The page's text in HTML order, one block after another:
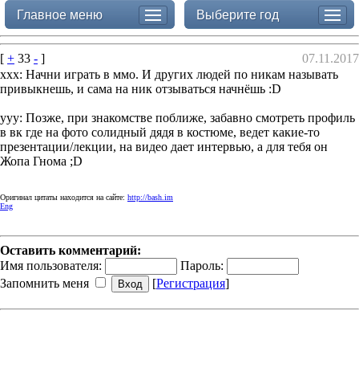
Главное меню
Выберите год
[ + 33 - ]
07.11.2017
xxx: Начни играть в ммо. И других людей по никам называть
привыкнешь, и сама на ник отзываться начнёшь :D
yyy: Позже, при знакомстве поближе, забавно смотреть профиль
в вк где на фото солидный дядя в костюме, ведет какие-то
презентации/лекции, на видео дает интервью, а для тебя он
Жопа Гнома ;D
Оригинал цитаты находится на сайте: http://bash.im
Eng
Оставить комментарий:
Имя пользователя:
Пароль:
Запомнить меня
[Регистрация]